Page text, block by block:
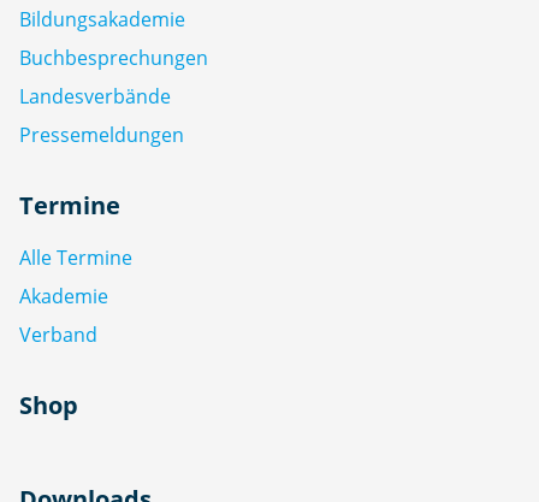
Bildungsakademie
Buchbesprechungen
Landesverbände
Pressemeldungen
Termine
Alle Termine
Akademie
Verband
Shop